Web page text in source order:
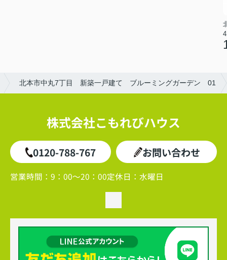
北本市中丸7丁目 新築一戸建て ブルーミングガーデン 01
株式会社こもれびハウス
0120-788-767 お問い合わせ
営業時間： 9：00～20：00定休日： 水曜日